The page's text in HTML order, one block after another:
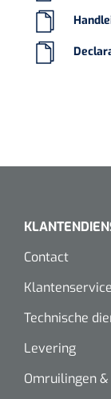
Contact
Klantenservice
Technische
Levering
Omruilingen